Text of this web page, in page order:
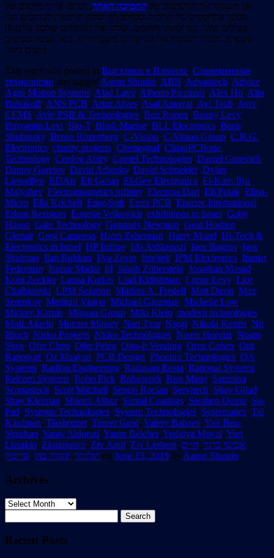
אל תשכחו את החשיבות של התמיכה האתר, יש לנו צורך ביישום של
מספר פרויקטים של תרבות וספורט וזה יספק הזדמנות לכותבים הכי
פעילים שלנו, וגם ימשוך חדשים. שלחו את החומרים שלכם על מגוון
נושאים, תזכרו ותספרו את הסיפורים משפחתיים. בואו נעשה מעשים
טובים ביחד.
This entry was posted in Выставки в Израиле, Современные
технологии and tagged Aaron Shustin, ABB, Advantech, Advice,
Agro Motion Systems, Alad Lavy, Alberto Piccinini, Alex Ho, Alin
Buhakoff, ANS PCB, Artur Alves, Asaf Amoyal, Avi Taub, Aviv
CEMS, Aviv PSB & Technologies, Ben Ronen, Benny Levy,
Binyamin Levi, Bio-T, Blink Marine, BLL Electronics, Boris
Shubinsky, Breno Rozenberg, C-Vision, C-Vision Group, C.R.G.
Electronics, charity projects, Chemograf, ChinaPCBone
Technology, Conlog Abiry, Contel Technologies, Daniel Gurevich,
Danny Gorelov, David Arlinsky, David Schneider, Dylan
Liewellyn, EDAis, Efi Golan, El-Gev Electronica, El-Kam Ilya
Malyshev, Electromagnetics infinity, Electron Dart, Eli Polak, Elina-
Micro, Ella Kricheli, Emg-Soft, Emix PCB, Enertec International,
Erkon Resistors, Eugene Velkovich, exhibitions in Israel, Gaby
Hason, Gate Technology, Gennady Newman, Geut Hoshen,
Glenair, Greg Cameron, Haim Zeherman, Harry Mund, Hi-Tech &
Electronics in Israel, HP Indigo, Ido Ashkenazi, Igor Bagrov, Igor
Shulman, Ilan Rokban, Ilya Zevin, Inteltek, IPM Electronics, Itamar
Federman, Itamar Madar, Itl, Jakob Zilberstein, Jonathan Masad,
Kobi Zeckler, Larisa Kurkis, Liad Kidishman, Limor Levy, Lior
Chalbianski, LPM Solution, Markus A. Fredell, Matt Davis, Max
Serenkov, Meditali Vision, Michael Glozman, Michelle Low,
Mickey Karnie, Migvan Group, Miki Klein, modern technologies,
Moiz Ajuelo, Monzer Massry, Nari Tzur, Niggi, Nikola Kontis, Nir
Bloch, Nisko Projects, Nisko Technologies, Noam Horvizt, Noam
Shos, Ofer Chen, Ofer Peleg, Ono-It Vending, Oren Cohen, Orit
Rapoport, Oz Maayan, PCB Design, Phoenix Technologies, QA
Systems, Radion Engineering, Radovan Rosta, Rational Systems,
Relcom Systems, Robo Pick, Robowork, Ron Many, Sanmina,
Scopustech, Scott Mitchell, Sergio Rocian, Servitech, Shay Gilad,
Shay Kleiman, Shlomi Albaz, Simtal Coatings, Stephen Quinn, Su-
Pad, Sysmop Technologies, System Technologies, Systematics, Tal
Kaufman, Tikshornet, Tomer Gold, Valery Babaev, Yair Ben-
Shushan, Yaniv Aldoroti, Yaron Belcher, Yedidya Moyal, Yuri
Liziakin, Ziontronics, Ziv Amit, Ziv Leshem, אבישי ברגר, חיים
הולנדר, יהודה כהן, פרוטק on June 13, 2019 by Aaron Shustin.
Archives
Archives
for:
Recent Posts